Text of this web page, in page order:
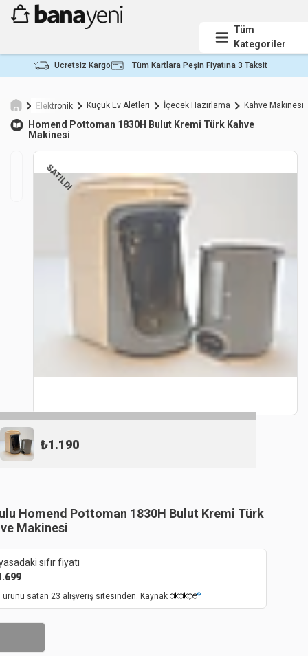
Tüm
Kategoriler
Ücretsiz Kargo Tüm Kartlara Peşin Fiyatına 3 Taksit
Elektronik Küçük Ev Aletleri İçecek Hazırlama Kahve Makinesi
Homend Pottoman 1830H Bulut Kremi Türk Kahve
Makinesi
SATILDI
₺1.190
Homend Pottoman 1830H Bulut Kremi Türk
Makinesi
sıfır fiyatı
ürünü satan 23 alışveriş sitesinden. Kaynak